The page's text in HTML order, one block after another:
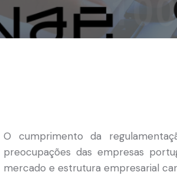
O cumprimento da
preocupações das empresas
mercado e estrutura empresarial